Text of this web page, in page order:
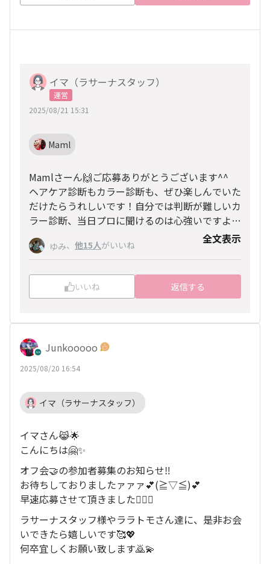
イマ（ラサーナスタッフ）
運営
2025/08/21 15:31
Maml
Mamlさーん🙌ご応募ありがとうございます^^
ヘアケア診断もカラー診断も、ぜひ楽しんでいた
だけたらうれしいです！自分では判断が難しいカ
ラー診断、当日プロに聞けるのは心強いですよね
💕
ヘアケア診断では、毛髪の太さ・強度などを正確
に測定するため、 ワックスや固まるタイプのス
プレーなど髪をコーティングしてしまう整髪料は
できるだけお控えいただければと思います。
オールプロテクトスプレー等はいつも通りご使用
いただいて大丈夫です〇
ゆみ、 他15人がいいね 全文表示
いいね 返信する
Junkooooo
2025/08/20 16:54
イマ（ラサーナスタッフ）
イマさん😹🌟
こんにちは🤗✨
オフ会🤝の参加者募集のお知らせ‼️
お待ちしておりましたァァァ💕(⁠≧⁠▽⁠≦⁠)💕
早速応募させて頂きました🙇‍♀✨
ラサーナスタッフ様やララトモさん達に、是非お会
いできたら嬉しいです🥰💖
何卒宜しくお願い致します🙇💫